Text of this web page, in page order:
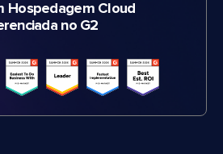
Hospedagem Cloud
no G2